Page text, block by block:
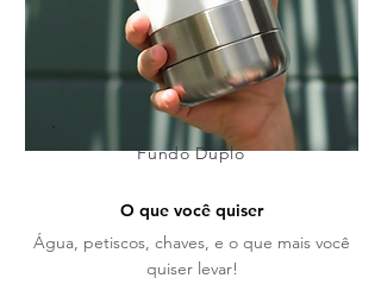
Fundo Duplo
O que você quiser
Água, petiscos, chaves, e o que mais você
quiser levar!